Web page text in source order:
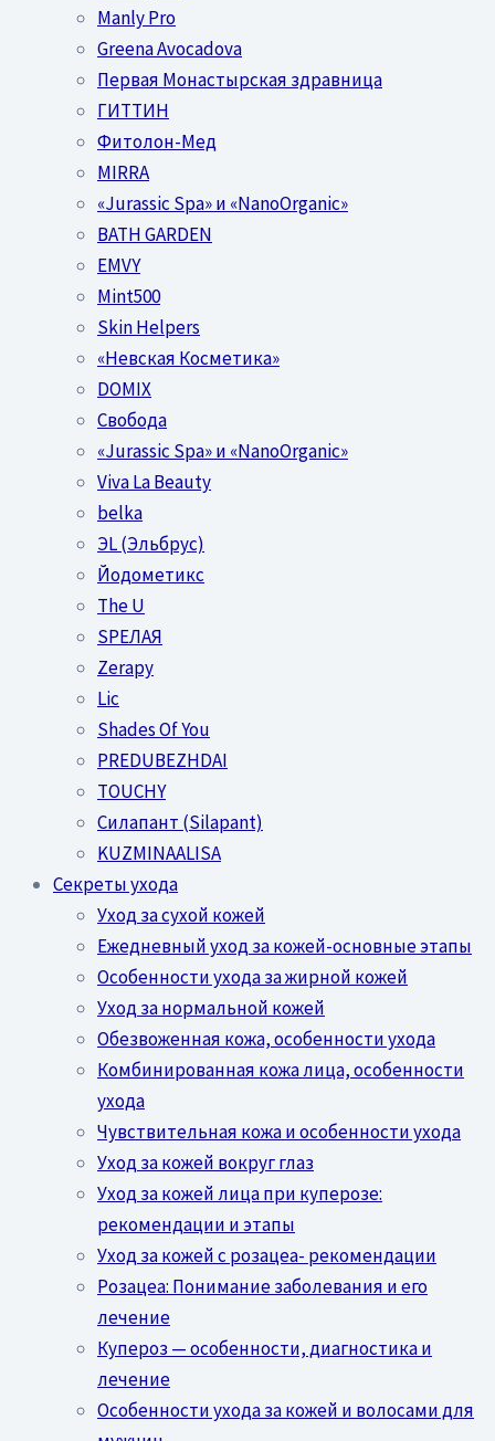
Manly Pro
Greena Avocadova
Первая Монастырская здравница
ГИТТИН
Фитолон-Мед
MIRRA
«Jurassic Spa» и «NanoOrganic»
BATH GARDEN
EMVY
Mint500
Skin Helpers
«Невская Косметика»
DOMIX
Свобода
«Jurassic Spa» и «NanoOrganic»
Viva La Beauty
belka
ЭL (Эльбрус)
Йодометикс
The U
SPEЛАЯ
Zerapy
Lic
Shades Of You
PREDUBEZHDAI
TOUCHY
Силапант (Silapant)
KUZMINAALISA
Секреты ухода
Уход за сухой кожей
Ежедневный уход за кожей-основные этапы
Особенности ухода за жирной кожей
Уход за нормальной кожей
Обезвоженная кожа, особенности ухода
Комбинированная кожа лица, особенности
ухода
Чувствительная кожа и особенности ухода
Уход за кожей вокруг глаз
Уход за кожей лица при куперозе:
рекомендации и этапы
Уход за кожей с розацеа- рекомендации
Розацеа: Понимание заболевания и его
лечение
Купероз — особенности, диагностика и
лечение
Особенности ухода за кожей и волосами для